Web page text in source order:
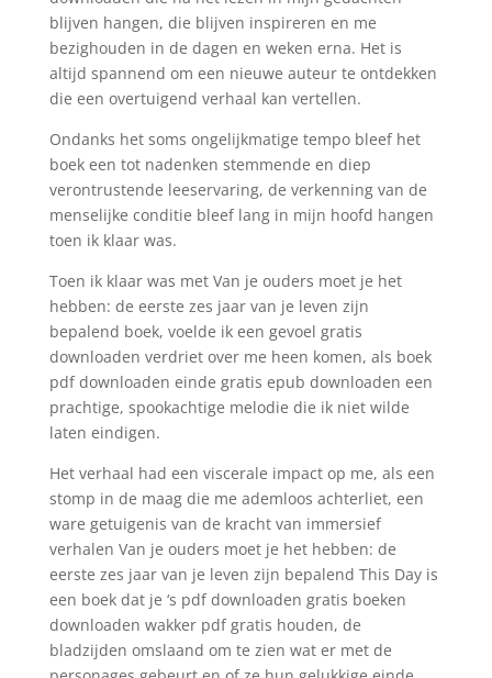
blijven hangen, die blijven inspireren en me
bezighouden in de dagen en weken erna. Het is
altijd spannend om een nieuwe auteur te ontdekken
die een overtuigend verhaal kan vertellen.
Ondanks het soms ongelijkmatige tempo bleef het
boek een tot nadenken stemmende en diep
verontrustende leeservaring, de verkenning van de
menselijke conditie bleef lang in mijn hoofd hangen
toen ik klaar was.
Toen ik klaar was met Van je ouders moet je het
hebben: de eerste zes jaar van je leven zijn
bepalend boek, voelde ik een gevoel gratis
downloaden verdriet over me heen komen, als boek
pdf downloaden einde gratis epub downloaden een
prachtige, spookachtige melodie die ik niet wilde
laten eindigen.
Het verhaal had een viscerale impact op me, als een
stomp in de maag die me ademloos achterliet, een
ware getuigenis van de kracht van immersief
verhalen Van je ouders moet je het hebben: de
eerste zes jaar van je leven zijn bepalend This Day is
een boek dat je ‘s pdf downloaden gratis boeken
downloaden wakker pdf gratis houden, de
bladzijden omslaand om te zien wat er met de